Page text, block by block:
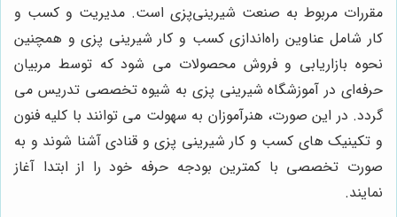
مقررات مربوط به صنعت شیرینی‌پزی است. مدیریت و کسب و
کار شامل عناوین راه‌اندازی کسب و کار شیرینی پزی و همچنین
نحوه بازاریابی و فروش محصولات می شود که توسط مربیان
حرفه‌ای در آموزشگاه شیرینی پزی به شیوه تخصصی تدریس می
گردد. در این صورت، هنرآموزان به سهولت می توانند با کلیه فنون
و تکینیک های کسب و کار شیرینی پزی و قنادی آشنا شوند و به
صورت تخصصی با کمترین بودجه حرفه خود را از ابتدا آغاز
نمایند.